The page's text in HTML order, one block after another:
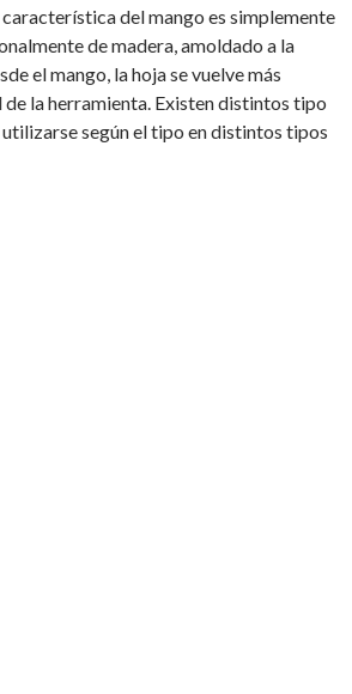
del mango es simplemente
de madera, amoldado a la
el mango, la hoja se vuelve más
de la herramienta. Existen distintos tipo
según el tipo en distintos tipos